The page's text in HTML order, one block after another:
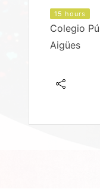
15 hours
Colegio
Aigües